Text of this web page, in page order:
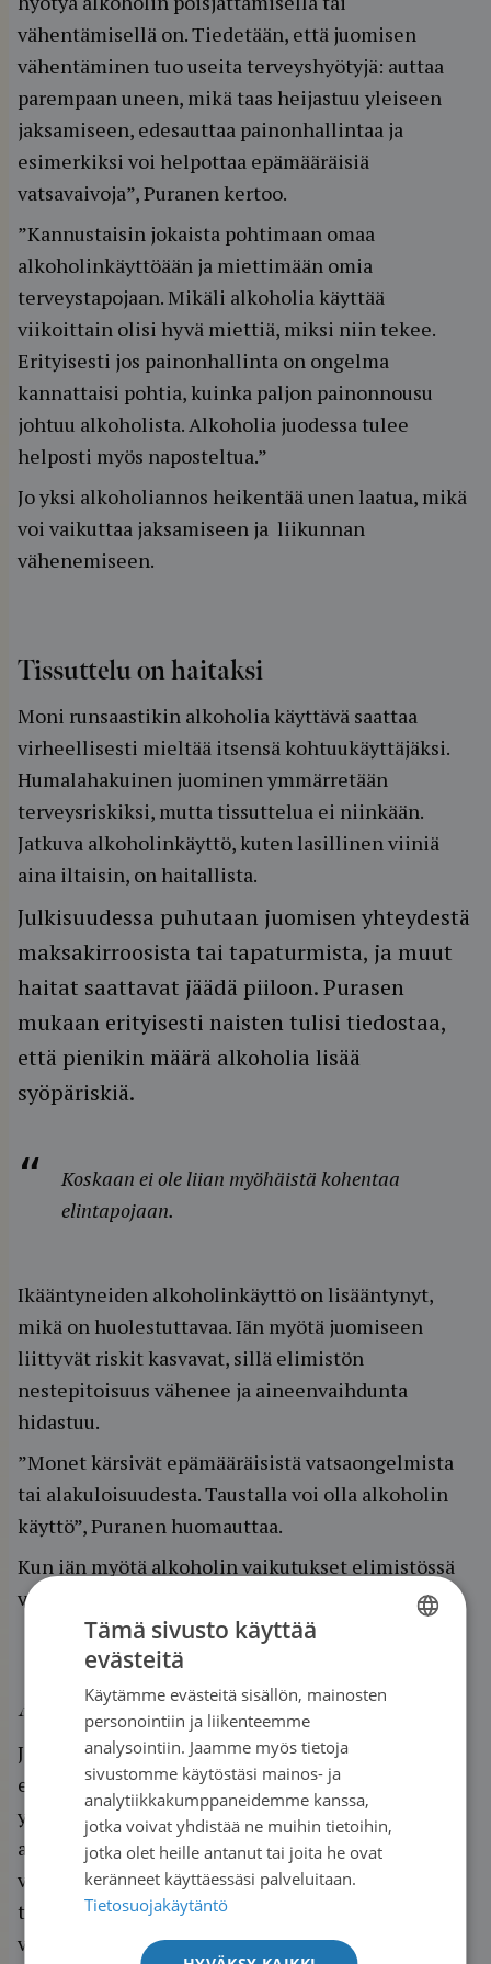
vähentämisellä on. Tiedetään, että juomisen
vähentäminen tuo useita terveyshyötyjä: auttaa
parempaan uneen, mikä taas heijastuu yleiseen
jaksamiseen, edesauttaa painonhallintaa ja
esimerkiksi voi helpottaa epämääräisiä
vatsavaivoja”, Puranen kertoo.
”Kannustaisin jokaista pohtimaan omaa
alkoholinkäyttöään ja miettimään omia
terveystapojaan. Mikäli alkoholia käyttää
viikoittain olisi hyvä miettiä, miksi niin tekee.
Erityisesti jos painonhallinta on ongelma
kannattaisi pohtia, kuinka paljon painonnousu
johtuu alkoholista. Alkoholia juodessa tulee
helposti myös naposteltua.”
Jo yksi alkoholiannos heikentää unen laatua, mikä
voi vaikuttaa jaksamiseen ja liikunnan
vähenemiseen.
Tissuttelu on haitaksi
Moni runsaastikin alkoholia käyttävä saattaa
virheellisesti mieltää itsensä kohtuukäyttäjäksi.
Humalahakuinen juominen ymmärretään
terveysriskiksi, mutta tissuttelua ei niinkään.
Jatkuva alkoholinkäyttö, kuten lasillinen viiniä
aina iltaisin, on haitallista.
Julkisuudessa puhutaan juomisen yhteydestä
maksakirroosista tai tapaturmista, ja muut
haitat saattavat jäädä piiloon. Purasen
mukaan erityisesti naisten tulisi tiedostaa,
että pienikin määrä alkoholia lisää
syöpäriskiä.
Koskaan ei ole liian myöhäistä kohentaa
elintapojaan.
Ikääntyneiden alkoholinkäyttö on lisääntynyt,
mikä on huolestuttavaa. Iän myötä juomiseen
liittyvät riskit kasvavat, sillä elimistön
nestepitoisuus vähenee ja aineenvaihdunta
hidastuu.
”Monet kärsivät epämääräisistä vatsaongelmista
tai alakuloisuudesta. Taustalla voi olla alkoholin
käyttö”, Puranen huomauttaa.
Kun iän myötä alkoholin vaikutukset elimistössä
voimistuvat, lääkityksen teho heikkenee.
Alkoholipolitiikka vaikuttaa
Jokaisella meistä on vastuu omista
elämäntapavalinnoista, mutta myös
yhteiskunnalla on tärkeä rooli. Vuonna 2018
alkoholilain muutoksen myötä ruokakaupoissa
voidaan myydä yhä vahvempia alkoholijuomia ja
tarjonta on lisääntynyt valtavasti, kuten jokainen
voi havaita markettien hyllyillä.
SWEDISH
Tämä sivusto käyttää
evästeitä
Käytämme evästeitä sisällön, mainosten
personointiin ja liikenteemme
analysointiin. Jaamme myös tietoja
sivustomme käytöstäsi mainos- ja
analytiikkakumppaneidemme kanssa,
jotka voivat yhdistää ne muihin tietoihin,
jotka olet heille antanut tai joita he ovat
keränneet käyttäessäsi palveluitaan.
Tietosuojakäytäntö